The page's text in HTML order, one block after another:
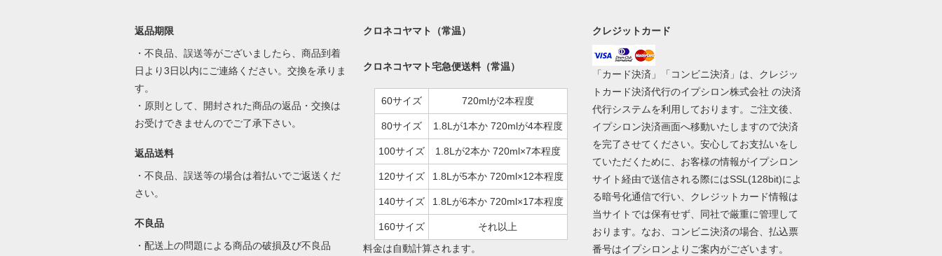
返品期限
・不良品、誤送等がございましたら、商品到着
日より3日以内にご連絡ください。交換を承りま
す。
・原則として、開封された商品の返品・交換は
お受けできませんのでご了承下さい。
返品送料
・不良品、誤送等の場合は着払いでご返送くだ
さい。
不良品
・配送上の問題による商品の破損及び不良品
クロネコヤマト（常温）
クロネコヤマト宅急便送料（常温）
60サイズ 720mlが2本程度
80サイズ 1.8Lが1本か 720mlが4本程度
100サイズ 1.8Lが2本か 720ml×7本程度
120サイズ 1.8Lが5本か 720ml×12本程度
140サイズ 1.8Lが6本か 720ml×17本程度
160サイズ
それ以上
料金は自動計算されます。
クレジットカード
「カード決済」「コンビニ決済」は、クレジッ
トカード決済代行のイプシロン株式会社 の決済
代行システムを利用しております。ご注文後、
イプシロン決済画面へ移動いたしますので決済
を完了させてください。安心してお支払いをし
ていただくために、お客様の情報がイプシロン
サイト経由で送信される際にはSSL(128bit)によ
る暗号化通信で行い、クレジットカード情報は
当サイトでは保有せず、同社で厳重に管理して
おります。なお、コンビニ決済の場合、払込票
番号はイプシロンよりご案内がございます。